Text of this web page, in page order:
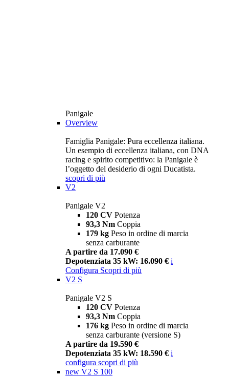
Panigale
Overview
Famiglia Panigale: Pura eccellenza italiana.
Un esempio di eccellenza italiana, con DNA
racing e spirito competitivo: la Panigale è
l’oggetto del desiderio di ogni Ducatista.
scopri di più
V2
Panigale V2
120 CV Potenza
93,3 Nm Coppia
179 kg Peso in ordine di marcia
senza carburante
A partire da 17.090 €
Depotenziata 35 kW: 16.090 € i
Configura Scopri di più
V2 S
Panigale V2 S
120 CV Potenza
93,3 Nm Coppia
176 kg Peso in ordine di marcia
senza carburante (versione S)
A partire da 19.590 €
Depotenziata 35 kW: 18.590 € i
configura scopri di più
new V2 S 100